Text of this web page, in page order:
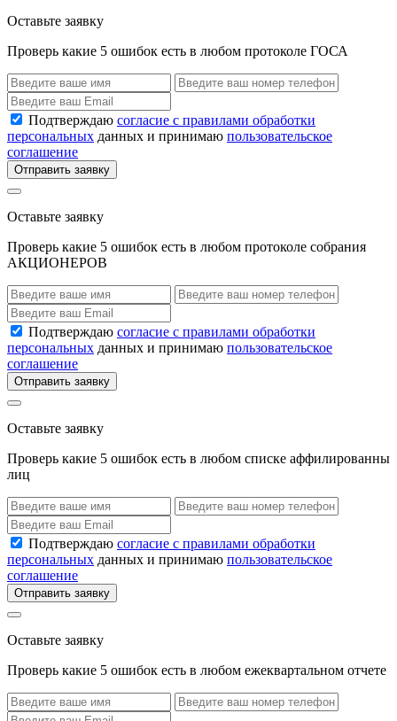
Оставьте заявку
Проверь какие 5 ошибок есть в любом протоколе ГОСА
Подтверждаю согласие с правилами обработки
персональных данных и принимаю пользовательское
соглашение
Отправить заявку
Оставьте заявку
Проверь какие 5 ошибок есть в любом протоколе собрания
АКЦИОНЕРОВ
Подтверждаю согласие с правилами обработки
персональных данных и принимаю пользовательское
соглашение
Отправить заявку
Оставьте заявку
Проверь какие 5 ошибок есть в любом списке аффилированны
лиц
Подтверждаю согласие с правилами обработки
персональных данных и принимаю пользовательское
соглашение
Отправить заявку
Оставьте заявку
Проверь какие 5 ошибок есть в любом ежеквартальном отчете